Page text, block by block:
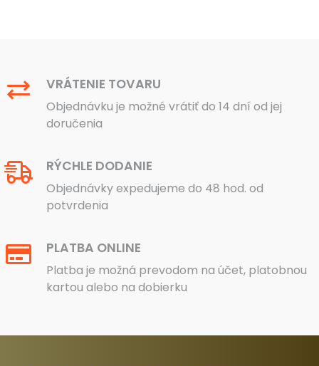
VRÁTENIE TOVARU
Objednávku je možné vrátiť do 14 dní od jej
doručenia
RÝCHLE DODANIE
Objednávky expedujeme do 48 hod. od
potvrdenia
PLATBA ONLINE
Platba je možná prevodom na účet, platobnou
kartou alebo na dobierku